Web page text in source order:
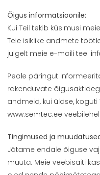
Õigus informatsioonile:
Kui Teil tekib küsimusi
Teie isiklike andmete
julgelt meie e-maili teel
Peale päringut
rakenduvate
andmeid, kui üldse, koguti
www.semtec.ee veebilehel.
Tingimused ja
Jätame endale õiguse
muuta. Meie veebisaiti